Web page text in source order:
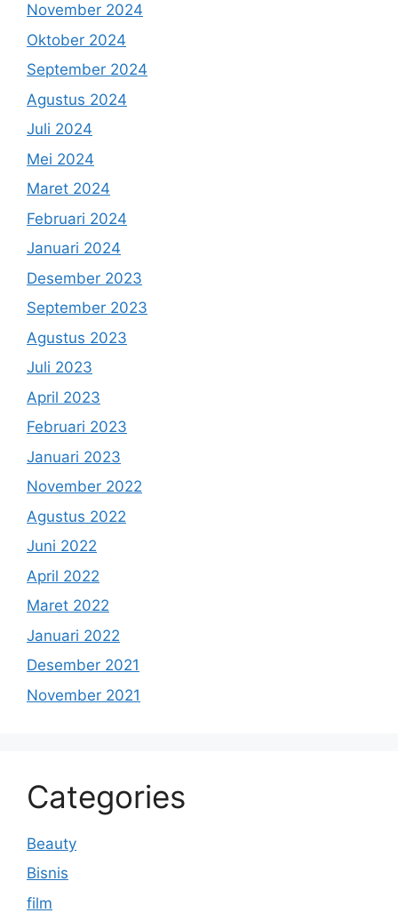
November 2024
Oktober 2024
September 2024
Agustus 2024
Juli 2024
Mei 2024
Maret 2024
Februari 2024
Januari 2024
Desember 2023
September 2023
Agustus 2023
Juli 2023
April 2023
Februari 2023
Januari 2023
November 2022
Agustus 2022
Juni 2022
April 2022
Maret 2022
Januari 2022
Desember 2021
November 2021
Categories
Beauty
Bisnis
film